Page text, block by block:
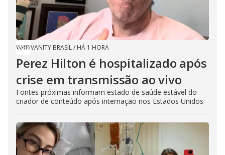
VANITY BRASIL/ HÁ 1 HORA
Perez Hilton é hospitalizado após
crise em transmissão ao vivo
Fontes próximas informam estado de saúde estável do
criador de conteúdo após internação nos Estados Unidos